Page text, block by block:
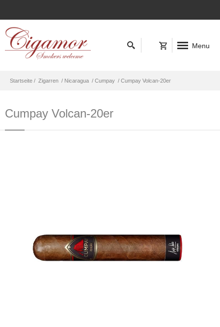
Menu
Startseite / Zigarren / Nicaragua / Cumpay / Cumpay Volcan-20er
Cumpay Volcan-20er